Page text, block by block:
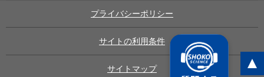
プライバシーポリシー
サイトの利用条件
サイトマップ